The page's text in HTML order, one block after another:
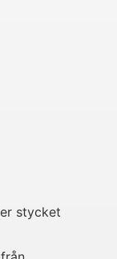
stycket